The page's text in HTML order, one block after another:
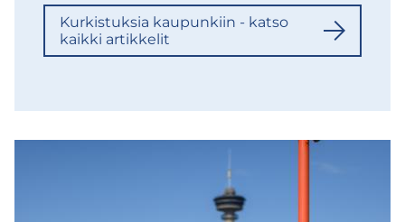
Kur­kis­tuk­sia kau­pun­kiin - katso
kaik­ki ar­tik­ke­lit